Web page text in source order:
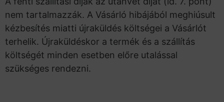
nem tartalmazzák. A Vásárló hibájából meghiúsult
kézbesítés miatti újraküldés költségei a Vásárlót
terhelik. Újraküldéskor a termék és a szállítás
költségét minden esetben előre utalással
szükséges rendezni.